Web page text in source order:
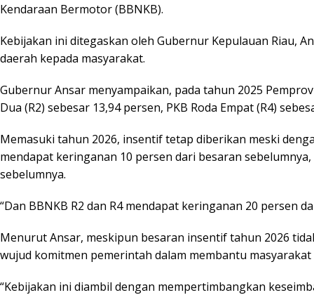
Kendaraan Bermotor (BBNKB).
Kebijakan ini ditegaskan oleh Gubernur Kepulauan Riau,
daerah kepada masyarakat.
Gubernur Ansar menyampaikan, pada tahun 2025
Dua (R2) sebesar 13,94 persen, PKB Roda Empat (R4)
Memasuki tahun 2026, insentif tetap diberikan meski
mendapat keringanan 10 persen dari besaran
sebelumnya.
“Dan BBNKB R2 dan R4 mendapat keringanan 20 persen
Menurut Ansar, meskipun besaran insentif tahun 2026
wujud komitmen pemerintah dalam membantu
“Kebijakan ini diambil dengan mempertimbangkan